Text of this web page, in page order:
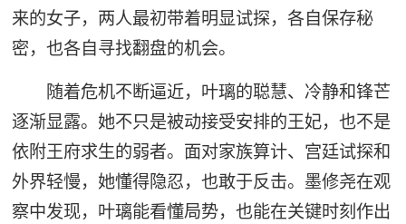
来的女子，两人最初带着明显试探，各自保存秘
密，也各自寻找翻盘的机会。
随着危机不断逼近，叶璃的聪慧、冷静和锋芒
逐渐显露。她不只是被动接受安排的王妃，也不是
依附王府求生的弱者。面对家族算计、宫廷试探和
外界轻慢，她懂得隐忍，也敢于反击。墨修尧在观
察中发现，叶璃能看懂局势，也能在关键时刻作出